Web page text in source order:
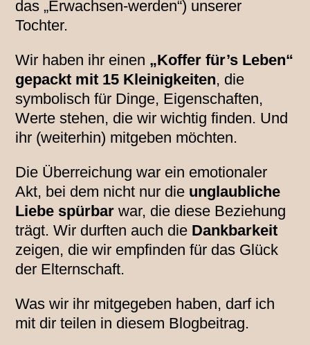
das „Erwachsen-werden“) unserer
Tochter.
Wir haben ihr einen „Koffer für’s Leben“
gepackt mit 15 Kleinigkeiten, die
symbolisch für Dinge, Eigenschaften,
Werte stehen, die wir wichtig finden. Und
ihr (weiterhin) mitgeben möchten.
Die Überreichung war ein emotionaler
Akt, bei dem nicht nur die unglaubliche
Liebe spürbarwar, die diese Beziehung
trägt. Wir durften auch die Dankbarkeit
zeigen, die wir empfinden für das Glück
der Elternschaft.
Was wir ihr mitgegeben haben, darf ich
mit dir teilen in diesem Blogbeitrag.